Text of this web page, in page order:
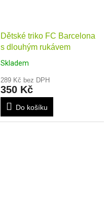
Dětské triko FC Barcelona
s dlouhým rukávem
Skladem
289 Kč bez DPH
350 Kč
Do košíku